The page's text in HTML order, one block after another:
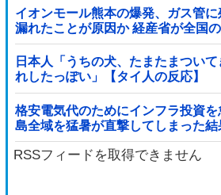
イオンモール熊本の爆発、ガス管
漏れたことが原因か 経産省が全国
給設備の点検要請
日本人「うちの犬、たまたまつい
れしたっぽい」【タイ人の反応】
格安電気代のためにインフラ投資
島全域を猛暑が直撃してしまった
RSSフィードを取得できません